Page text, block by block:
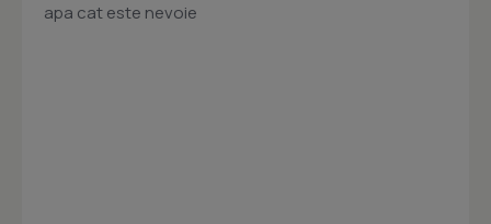
apa cat este nevoie